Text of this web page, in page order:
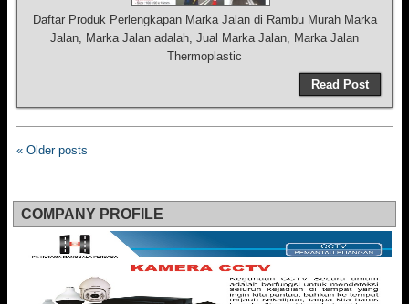
Daftar Produk Perlengkapan Marka Jalan di Rambu Murah Marka
Jalan, Marka Jalan adalah, Jual Marka Jalan, Marka Jalan
Thermoplastic
Read Post
« Older posts
COMPANY PROFILE